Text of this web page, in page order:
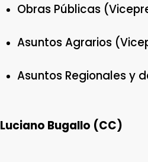
Obras Públicas
Asuntos Agrarios
Asuntos Regionales y
Luciano Bugallo (CC)